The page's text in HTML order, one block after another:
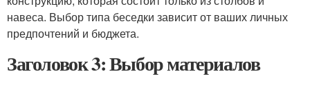
навеса. Выбор типа беседки зависит от ваших личных
предпочтений и бюджета.
Заголовок 3: Выбор материалов